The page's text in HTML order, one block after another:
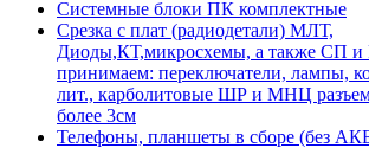
Системные блоки ПК комплектные
Срезка с плат (радиодетали) МЛТ,
Диоды,КТ,микросхемы, а также СП и
принимаем: переключатели, лампы,
лит., карболитовые ШР и МНЦ
более 3см
Телефоны, планшеты в сборе (без